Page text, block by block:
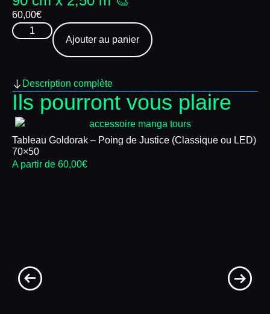
60,00€
Ajouter au panier
Description complète
Ils pourront vous plaire
Tableau Goldorak – Poing de Justice (Classique ou LED)
70×50
A partir de 60,00€